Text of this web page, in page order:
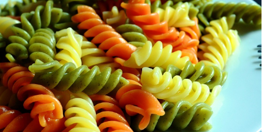
N
E
S
E
T
S
A
N
S
G
L